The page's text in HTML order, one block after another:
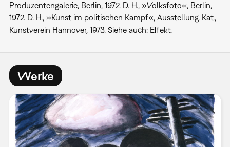
Produzentengalerie, Berlin, 1972. D. H., »Volksfoto«, Berlin,
1972. D. H., »Kunst im politischen Kampf«, Ausstellung. Kat.,
Kunstverein Hannover, 1973. Siehe auch: Effekt.
Werke